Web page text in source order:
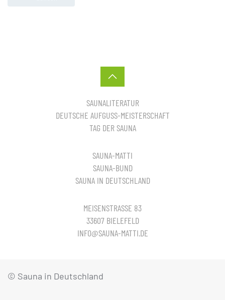
SAUNALITERATUR
DEUTSCHE AUFGUSS-MEISTERSCHAFT
TAG DER SAUNA
SAUNA-MATTI
SAUNA-BUND
SAUNA IN DEUTSCHLAND
MEISENSTRASSE 83
33607 BIELEFELD
INFO@SAUNA-MATTI.DE
© Sauna in Deutschland